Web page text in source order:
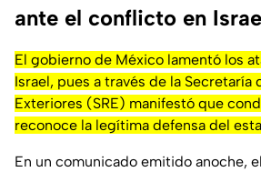
ante el conflicto en
El gobierno de México lamentó los
Israel, pues a través de la Secretaría
Exteriores (SRE) manifestó que
reconoce la legítima defensa del
En un comunicado emitido anoche,